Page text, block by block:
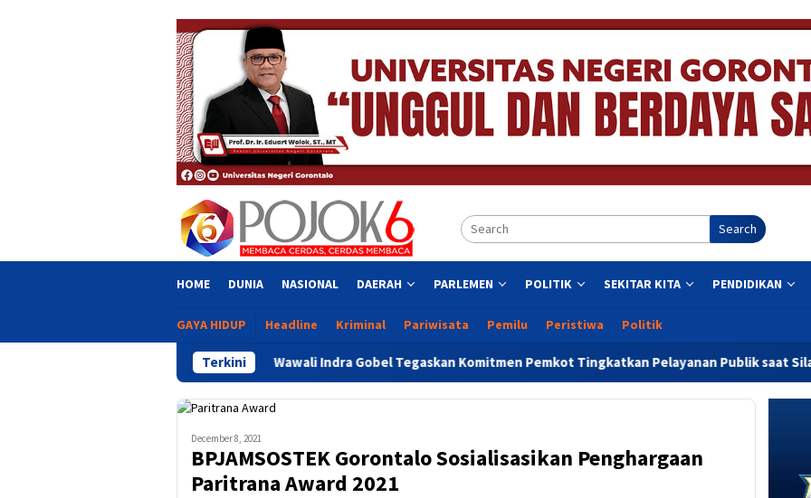
Search
HOME DUNIA NASIONAL DAERAH PARLEMEN POLITIK SEKITAR KITA PENDIDIKAN
GAYA HIDUP Headline Kriminal Pariwisata Pemilu Peristiwa Politik
Terkini
Wawali Indra Gobel Tegaskan Komitmen Pemkot Tingkatkan Pelayanan Publik saat Silaturahmi di Botu
December 8, 2021
BPJAMSOSTEK Gorontalo Sosialisasikan Penghargaan
Paritrana Award 2021